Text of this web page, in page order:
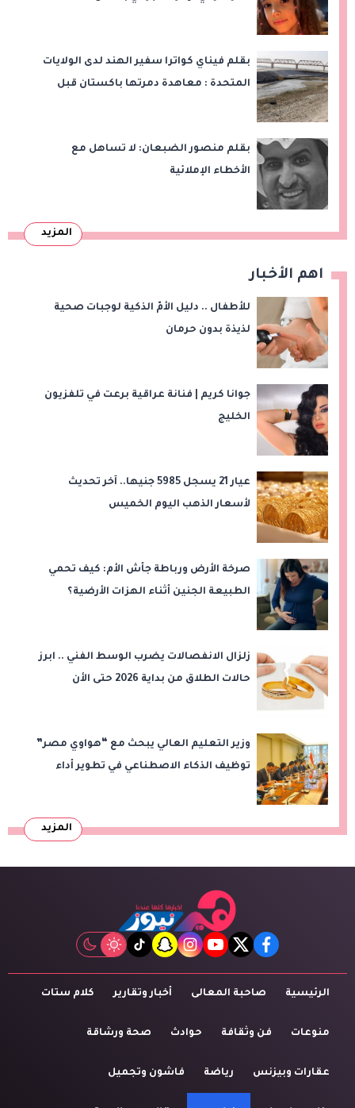
بقلم فيناي كواترا سفير الهند لدى الولايات
المتحدة : معاهدة دمرتها باكستان قبل
بقلم منصور الضبعان: لا تساهل مع
الأخطاء الإملائية
المزيد
اهم الأخبار
للأطفال .. دليل الأمّ الذكية لوجبات صحية
لذيذة بدون حرمان
جوانا كريم | فنانة عراقية برعت في تلفزيون
الخليج
عيار 21 يسجل 5985 جنيها.. آخر تحديث
لأسعار الذهب اليوم الخميس
صرخة الأرض ورباطة جأش الأم: كيف تحمي
الطبيعة الجنين أثناء الهزات الأرضية؟
زلزال الانفصالات يضرب الوسط الفني .. ابرز
حالات الطلاق من بداية 2026 حتى الأن
وزير التعليم العالي يبحث مع “هواوي مصر”
توظيف الذكاء الاصطناعي في تطوير أداء
المزيد
facebook
twitter
youtube
instagram
snapchat
tiktok
الرئيسية صاحبة المعالى أخبار وتقارير كلام ستات
منوعات فن وثقافة حوادث صحة ورشاقة
عقارات وبيزنس رياضة فاشون وتجميل